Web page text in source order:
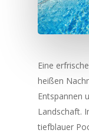
Eine
heißen
Entspannen
Landschaft.
tiefblauer